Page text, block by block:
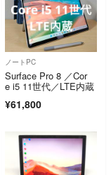
ノートPC
Surface Pro 8 ／Cor
e i5 11世代／LTE内蔵
¥61,800